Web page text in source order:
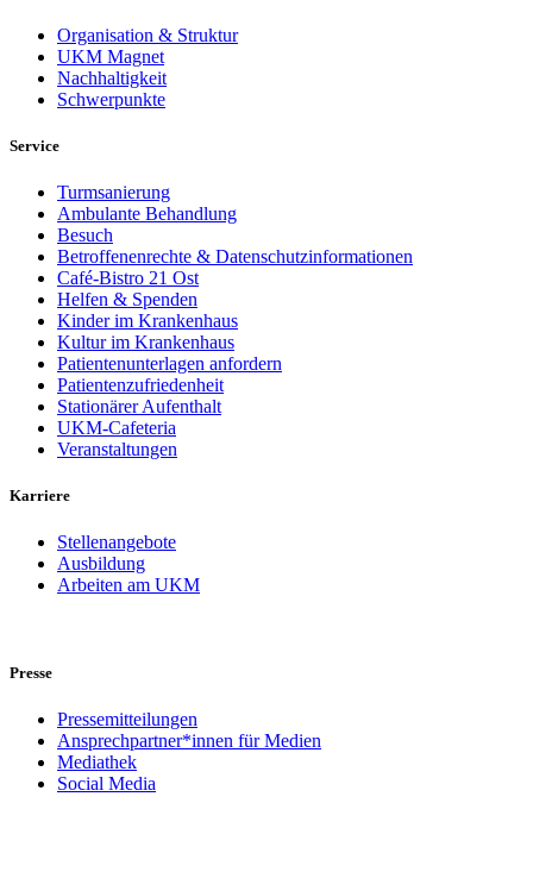
Organisation & Struktur
UKM Magnet
Nachhaltigkeit
Schwerpunkte
Service
Turmsanierung
Ambulante Behandlung
Besuch
Betroffenenrechte & Datenschutzinformationen
Café-Bistro 21 Ost
Helfen & Spenden
Kinder im Krankenhaus
Kultur im Krankenhaus
Patientenunterlagen anfordern
Patientenzufriedenheit
Stationärer Aufenthalt
UKM-Cafeteria
Veranstaltungen
Karriere
Stellenangebote
Ausbildung
Arbeiten am UKM
Presse
Pressemitteilungen
Ansprechpartner*innen für Medien
Mediathek
Social Media